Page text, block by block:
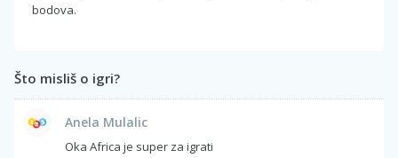
bodova.
Što misliš o igri?
Anela Mulalic
Oka Africa je super za igrati